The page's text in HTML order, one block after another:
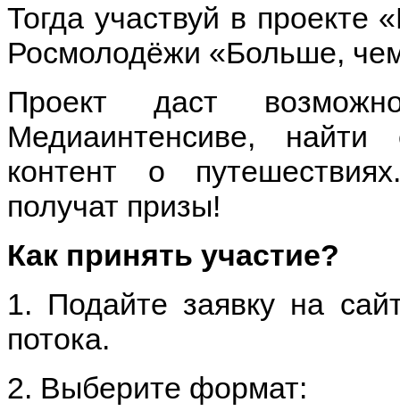
Тогда участвуй в
Росмолодёжи «Больше,
Проект даст
Медиаинтенсиве,
контент о
получат призы!
Как принять участие?
1. Подайте заявку на
потока.
2. Выберите формат: